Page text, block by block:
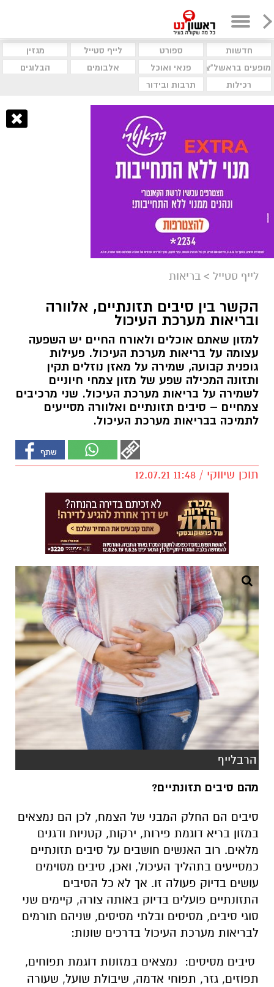
חדשות ספורט לייף סטייל
מגזין
מופעים בראשל"צ
פנאי ואוכל אלבומים
הבלוגים
רכילות
תרבות ובידור
לייף סטייל > בריאות
הקשר בין סיבים תזונתיים, אלוורה
ובריאות מערכת העיכול
למזון שאתם אוכלים ולאורח החיים יש השפעה
עצומה על בריאות מערכת העיכול. פעילות
גופנית קבועה, שמירה על מאזן נוזלים תקין
ותזונה המכילה שפע של מזון צמחי חיוניים
לשמירה על בריאות מערכת העיכול. שני מרכיבים
צמחיים – סיבים תזונתיים ואלוורה מסייעים
לתמיכה בבריאות מערכת העיכול.
תוכן שיווקי / 11:48 12.07.21
הרבלייף
מהם סיבים תזונתיים?
סיבים הם החלק המבני של הצמח, לכן הם נמצאים
במזון בריא דוגמת פירות, ירקות, קטניות ודגנים
מלאים. רוב האנשים חושבים על סיבים תזונתיים
כמסייעים בתהליך העיכול, ואכן, סיבים מסוימים
עושים בדיוק פעולה זו. אך לא כל הסיבים
התזונתיים פועלים בדיוק באותה צורה, קיימים שני
סוגי סיבים, מסיסים ובלתי מסיסים, שניהם תורמים
לבריאות מערכת העיכול בדרכים שונות:
סיבים מסיסים: נמצאים במזונות דוגמת תפוחים,
תפוזים, גזר, תפוחי אדמה, שיבולת שועל, שעורה